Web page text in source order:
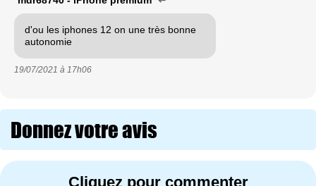
d'ou les iphones 12 on une très bonne
autonomie
19/07/2021 à 17h06
Donnez votre avis
Cliquez pour commenter